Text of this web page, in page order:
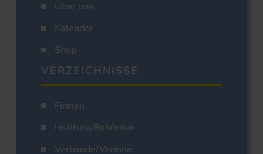
Über uns
Kalender
Shop
VERZEICHNISSE
Firmen
Institute/Behörden
Verbände/Vereine